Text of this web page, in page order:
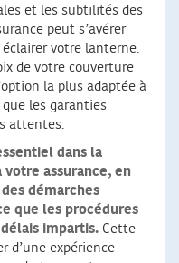
et les subtilités des
peut s’avérer
votre lanterne.
de votre couverture
la plus adaptée à
les garanties
attentes.
dans la
assurance, en
démarches
que les procédures
impartis. Cette
d’une expérience